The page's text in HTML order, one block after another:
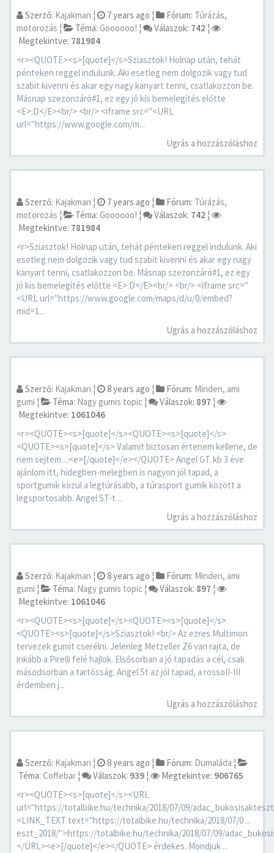
Szerző: Kajakman ¦ 7 years ago ¦ Fórum: Túrázás,
motorozás ¦ Téma: Goooooo! ¦ Válaszok: 742 ¦
Megtekintve: 781984
<r><QUOTE><s>[quote]</s>Sziasztok! Holnap után, tehát
pénteken reggel indulunk. Aki esetleg nem dolgozik vagy tud
szabit kivenni és akar egy nagy kanyart tenni, csatlakozzon be.
Másnap szezonzáró#1, ez egy jó kis bemelegítés előtte
<E>:D</E><br/> <br/> <iframe src="<URL
url="https://www.google.com/m...
Ugrás a hozzászóláshoz
Szerző: Kajakman ¦ 7 years ago ¦ Fórum: Túrázás,
motorozás ¦ Téma: Goooooo! ¦ Válaszok: 742 ¦
Megtekintve: 781984
<r>Sziasztok! Holnap után, tehát pénteken reggel indulunk. Aki
esetleg nem dolgozik vagy tud szabit kivenni és akar egy nagy
kanyart tenni, csatlakozzon be. Másnap szezonzáró#1, ez egy
jó kis bemelegítés előtte <E>:D</E><br/> <br/> <iframe src="
<URL url="https://www.google.com/maps/d/u/0/embed?
mid=1...
Ugrás a hozzászóláshoz
Szerző: Kajakman ¦ 8 years ago ¦ Fórum: Minden, ami
gumi ¦ Téma: Nagy gumis topic ¦ Válaszok: 897 ¦
Megtekintve: 1061046
<r><QUOTE><s>[quote]</s><QUOTE><s>[quote]</s>
<QUOTE><s>[quote]</s> Valamit biztosan értenem kellene, de
nem sejtem ...<e>[/quote]</e></QUOTE> Angel GT. kb 3 éve
ajánlom itt, hidegben-melegben is nagyon jól tapad, a
sportgumik közül a legtúrásabb, a túrasport gumik között a
legsportosabb. Angel ST-t ...
Ugrás a hozzászóláshoz
Szerző: Kajakman ¦ 8 years ago ¦ Fórum: Minden, ami
gumi ¦ Téma: Nagy gumis topic ¦ Válaszok: 897 ¦
Megtekintve: 1061046
<r><QUOTE><s>[quote]</s><QUOTE><s>[quote]</s>
<QUOTE><s>[quote]</s>Sziasztok! <br/> Az ezres Multimon
tervezek gumit cserélni. Jelenleg Metzeller Z6 van rajta, de
inkább a Pirelli felé hajlok. Elsősorban a jó tapadás a cél, csak
másodsorban a tartósság. Angel St az jól tapad, a rossoII-III
érdemben j...
Ugrás a hozzászóláshoz
Szerző: Kajakman ¦ 8 years ago ¦ Fórum: Dumaláda ¦
Téma: Coffebar ¦ Válaszok: 939 ¦ Megtekintve: 906765
<r><QUOTE><s>[quote]</s><URL
url="https://totalbike.hu/technika/2018/07/09/
<LINK_TEXT text="https://totalbike.hu/technika/2018/07/0 ...
eszt_2018/">https://totalbike.hu/technika/2018/07/09/
</URL><e>[/quote]</e></QUOTE> érdekes. Mondjuk ...